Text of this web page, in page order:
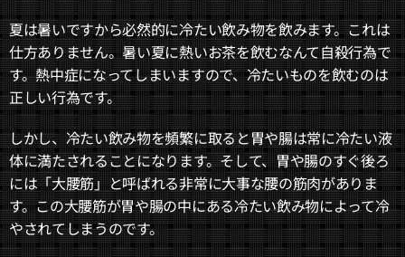
夏は暑いですから必然的に冷たい飲み物を飲みます。これは
仕方ありません。暑い夏に熱いお茶を飲むなんて自殺行為で
す。熱中症になってしまいますので、冷たいものを飲むのは
正しい行為です。
しかし、冷たい飲み物を頻繁に取ると胃や腸は常に冷たい液
体に満たされることになります。そして、胃や腸のすぐ後ろ
には「大腰筋」と呼ばれる非常に大事な腰の筋肉がありま
す。この大腰筋が胃や腸の中にある冷たい飲み物によって冷
やされてしまうのです。